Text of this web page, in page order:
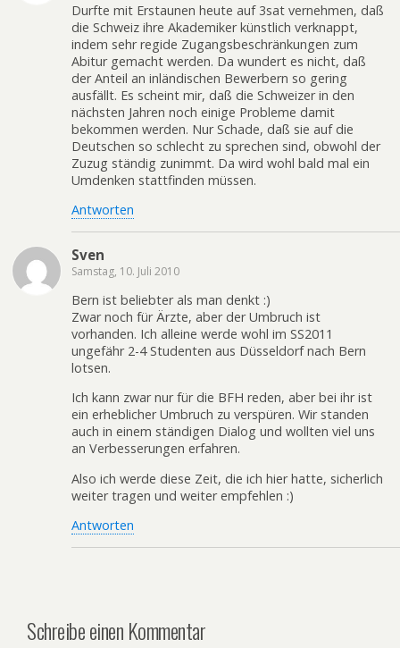
Durfte mit Erstaunen heute auf 3sat vernehmen, daß
die Schweiz ihre Akademiker künstlich verknappt,
indem sehr regide Zugangsbeschränkungen zum
Abitur gemacht werden. Da wundert es nicht, daß
der Anteil an inländischen Bewerbern so gering
ausfällt. Es scheint mir, daß die Schweizer in den
nächsten Jahren noch einige Probleme damit
bekommen werden. Nur Schade, daß sie auf die
Deutschen so schlecht zu sprechen sind, obwohl der
Zuzug ständig zunimmt. Da wird wohl bald mal ein
Umdenken stattfinden müssen.
Antworten
Sven
Samstag, 10. Juli 2010
Bern ist beliebter als man denkt :)
Zwar noch für Ärzte, aber der Umbruch ist
vorhanden. Ich alleine werde wohl im SS2011
ungefähr 2-4 Studenten aus Düsseldorf nach Bern
lotsen.
Ich kann zwar nur für die BFH reden, aber bei ihr ist
ein erheblicher Umbruch zu verspüren. Wir standen
auch in einem ständigen Dialog und wollten viel uns
an Verbesserungen erfahren.
Also ich werde diese Zeit, die ich hier hatte, sicherlich
weiter tragen und weiter empfehlen :)
Antworten
Schreibe einen Kommentar